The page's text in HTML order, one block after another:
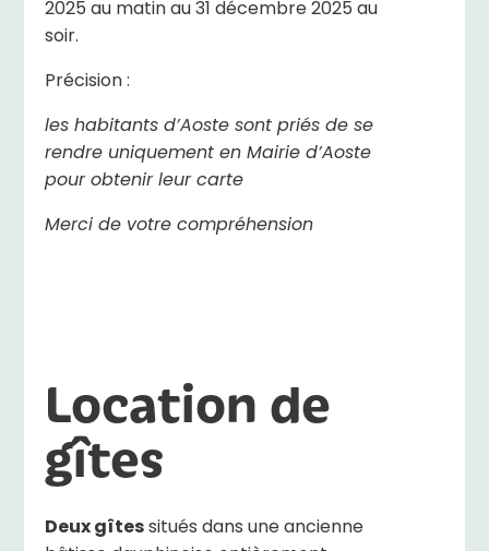
2025 au matin au 31 décembre 2025 au
soir.
Précision :
les habitants d’Aoste sont priés de se
rendre uniquement en Mairie d’Aoste
pour obtenir leur carte
Merci de votre compréhension
Location de
gîtes
Deux gîtessitués dans une ancienne